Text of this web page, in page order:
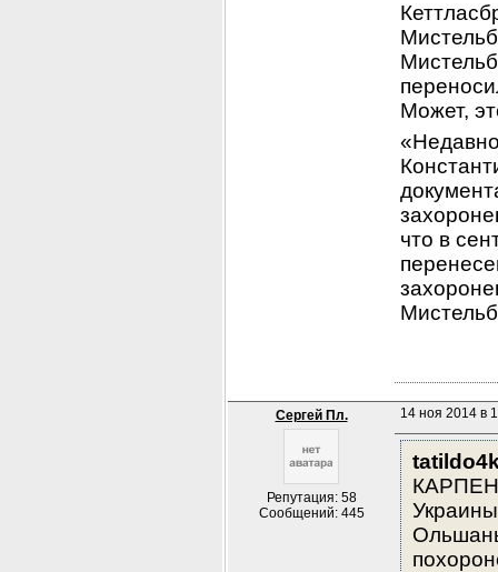
Может,
что в
Сергей Пл.
Репутация: 58
Сообщений: 445
14 ноя 2014 в